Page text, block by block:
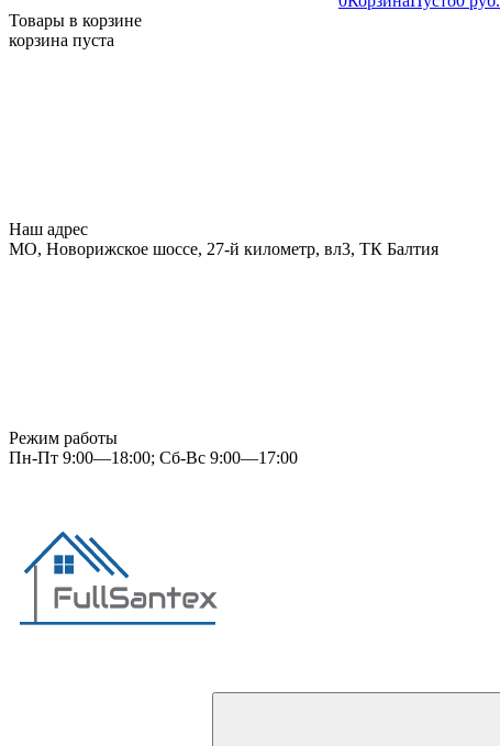
Товары в корзине
корзина пуста
Наш адрес
МО, Новорижское шоссе, 27-й километр, вл3, ТК Балтия
Режим работы
Пн-Пт 9:00—18:00; Сб-Вс 9:00—17:00